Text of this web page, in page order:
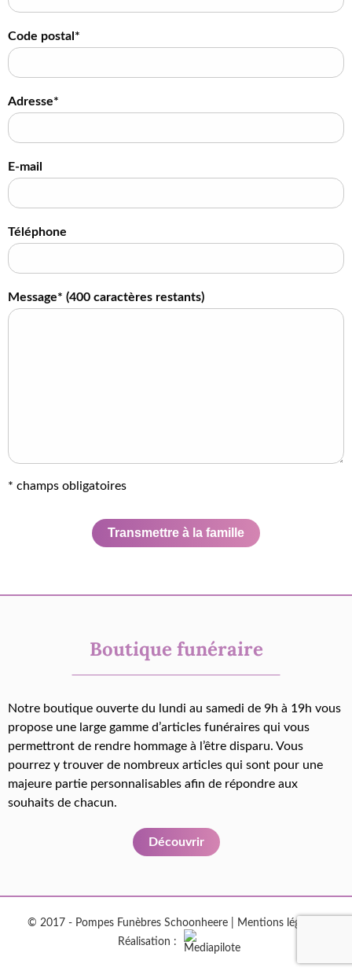
Code postal*
Adresse*
E-mail
Téléphone
Message* (400 caractères restants)
* champs obligatoires
Transmettre à la famille
Boutique funéraire
Notre boutique ouverte du lundi au samedi de 9h à 19h vous
propose une large gamme d’articles funéraires qui vous
permettront de rendre hommage à l’être disparu. Vous
pourrez y trouver de nombreux articles qui sont pour une
majeure partie personnalisables afin de répondre aux
souhaits de chacun.
Découvrir
© 2017 - Pompes Funèbres Schoonheere | Mentions légales
Réalisation :